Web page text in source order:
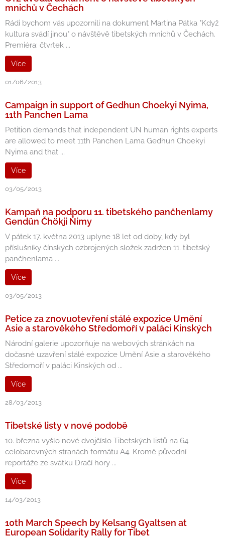
mnichů v Čechách
Rádi bychom vás upozornili na dokument Martina Pátka "Když
kultura svádí jinou" o návštěvě tibetských mnichů v Čechách.
Premiéra: čtvrtek ...
Více
01/06/2013
Campaign in support of Gedhun Choekyi Nyima,
11th Panchen Lama
Petition demands that independent UN human rights experts
are allowed to meet 11th Panchen Lama Gedhun Choekyi
Nyima and that ...
Více
03/05/2013
Kampaň na podporu 11. tibetského pančhenlamy
Gendün Čhökji Ňimy
V pátek 17. května 2013 uplyne 18 let od doby, kdy byl
příslušníky čínských ozbrojených složek zadržen 11. tibetský
pančhenlama ...
Více
03/05/2013
Petice za znovuotevření stálé expozice Umění
Asie a starověkého Středomoří v paláci Kinských
Národní galerie upozorňuje na webových stránkách na
dočasné uzavření stálé expozice Umění Asie a starověkého
Středomoří v paláci Kinských od ...
Více
28/03/2013
Tibetské listy v nové podobě
10. března vyšlo nové dvojčíslo Tibetských listů na 64
celobarevných stranách formátu A4. Kromě původní
reportáže ze svátku Dračí hory ...
Více
14/03/2013
10th March Speech by Kelsang Gyaltsen at
European Solidarity Rally for Tibet